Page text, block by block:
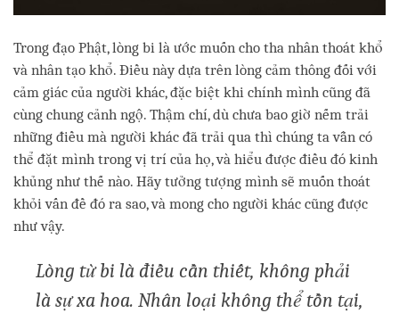
Trong đạo Phật, lòng bi là ước muốn cho tha nhân thoát khổ
và nhân tạo khổ. Điều này dựa trên lòng cảm thông đối với
cảm giác của người khác, đặc biệt khi chính mình cũng đã
cùng chung cảnh ngộ. Thậm chí, dù chưa bao giờ nếm trải
những điều mà người khác đã trải qua thì chúng ta vẫn có
thể đặt mình trong vị trí của họ, và hiểu được điều đó kinh
khủng như thế nào. Hãy tưởng tượng mình sẽ muốn thoát
khỏi vấn đề đó ra sao, và mong cho người khác cũng được
như vậy.
Lòng từ bi là điều cần thiết, không phải
là sự xa hoa. Nhân loại không thể tồn tại,